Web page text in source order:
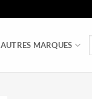
AUTRES MARQUES